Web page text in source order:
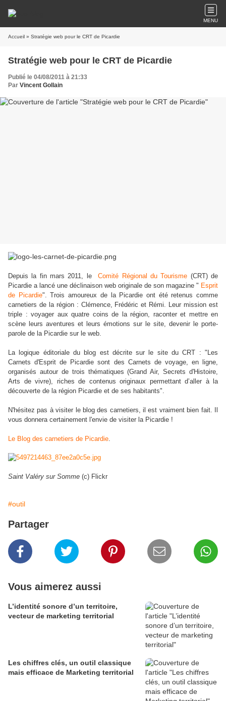
MENU
Accueil » Stratégie web pour le CRT de Picardie
Stratégie web pour le CRT de Picardie
Publié le 04/08/2011 à 21:33
Par Vincent Gollain
Depuis la fin mars 2011, le Comité Régional du Tourisme (CRT) de
Picardie a lancé une déclinaison web originale de son magazine " Esprit
de Picardie". Trois amoureux de la Picardie ont été retenus comme
carnetiers de la région : Clémence, Frédéric et Rémi. Leur mission est
triple : voyager aux quatre coins de la région, raconter et mettre en
scène leurs aventures et leurs émotions sur le site, devenir le porte-
parole de la Picardie sur le web.
La logique éditoriale du blog est décrite sur le site du CRT : "Les
Carnets d'Esprit de Picardie sont des Carnets de voyage, en ligne,
organisés autour de trois thématiques (Grand Air, Secrets d'Histoire,
Arts de vivre), riches de contenus originaux permettant d’aller à la
découverte de la région Picardie et de ses habitants".
N'hésitez pas à visiter le blog des carnetiers, il est vraiment bien fait. Il
vous donnera certainement l'envie de visiter la Picardie !
Le Blog des carnetiers de Picardie.
Saint Valéry sur Somme (c) Flickr
#outil
Partager
Vous aimerez aussi
L’identité sonore d’un territoire,
vecteur de marketing territorial
Les chiffres clés, un outil classique
mais efficace de Marketing territorial